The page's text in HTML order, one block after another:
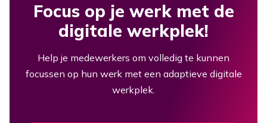
Focus op je werk met de
digitale werkplek!
Help je medewerkers om volledig te kunnen
focussen op hun werk met een adaptieve digitale
werkplek.